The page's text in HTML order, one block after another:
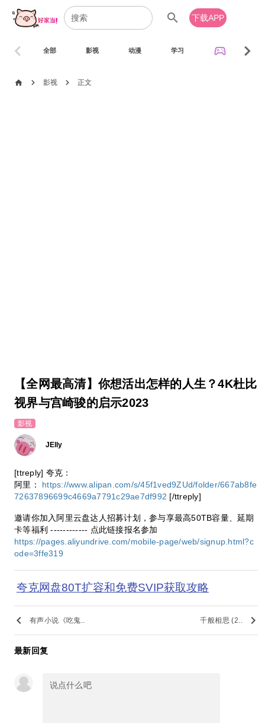
search 下载APP
全部 影视 动漫 学习 sports_esports
chevron_left chevron_right
home chevron_right 影视 chevron_right 正文
【全网最高清】你想活出怎样的人生？4K杜比
视界与宫崎骏的启示2023
影视
JElly
[ttreply] 夸克：
阿里： https://www.alipan.com/s/45f1ved9ZUd/folder/667ab8fe
72637896699c4669a7791c29ae7df992 [/ttreply]
邀请你加入阿里云盘达人招募计划，参与享最高50TB容量、延期
卡等福利 ------------ 点此链接报名参加
https://pages.aliyundrive.com/mobile-page/web/signup.html?c
ode=3ffe319
夸克网盘80T扩容和免费SVIP获取攻略
keyboard_arrow_left 有声小说《吃鬼.. 千般相思 (2.. keyboard_arrow_right
最新回复